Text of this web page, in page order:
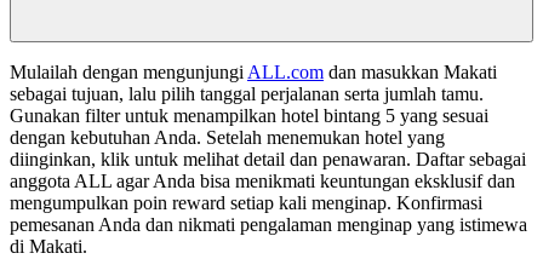
Mulailah dengan mengunjungi ALL.com dan masukkan Makati
sebagai tujuan, lalu pilih tanggal perjalanan serta jumlah tamu.
Gunakan filter untuk menampilkan hotel bintang 5 yang sesuai
dengan kebutuhan Anda. Setelah menemukan hotel yang
diinginkan, klik untuk melihat detail dan penawaran. Daftar sebagai
anggota ALL agar Anda bisa menikmati keuntungan eksklusif dan
mengumpulkan poin reward setiap kali menginap. Konfirmasi
pemesanan Anda dan nikmati pengalaman menginap yang istimewa
di Makati.